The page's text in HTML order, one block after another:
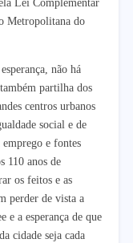
Metropolitana do
não há
partilha dos
centros urbanos
social e de
emprego e fontes
110 anos de
os feitos e as
perder de vista a
e a esperança de que
cidade seja cada